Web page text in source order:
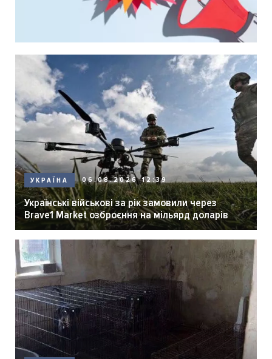
УКРАЇНА 06.08.2026 12:39
Українські військові за рік замовили через
Brave1 Market озброєння на мільярд доларів